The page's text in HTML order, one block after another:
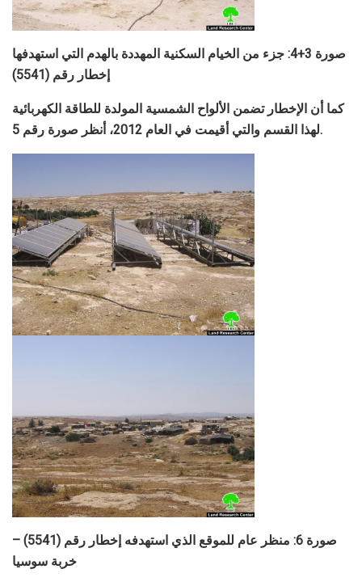
صورة 3+4: جزء من الخيام السكنية المهددة بالهدم التي استهدفها
إخطار رقم (5541)
كما أن الإخطار تضمن الألواح الشمسية المولدة للطاقة الكهربائية
لهذا القسم والتي أقيمت في العام 2012، أنظر صورة رقم 5.
صورة 6: منظر عام للموقع الذي استهدفه إخطار رقم (5541) –
خربة سوسيا